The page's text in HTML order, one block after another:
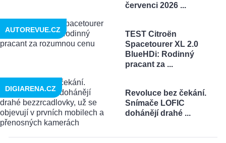
červenci 2026 ...
TEST Citroën
Spacetourer XL 2.0
BlueHDi: Rodinný
pracant za ...
AUTOREVUE.CZ
Revoluce bez čekání.
Snímače LOFIC
dohánějí drahé ...
DIGIARENA.CZ